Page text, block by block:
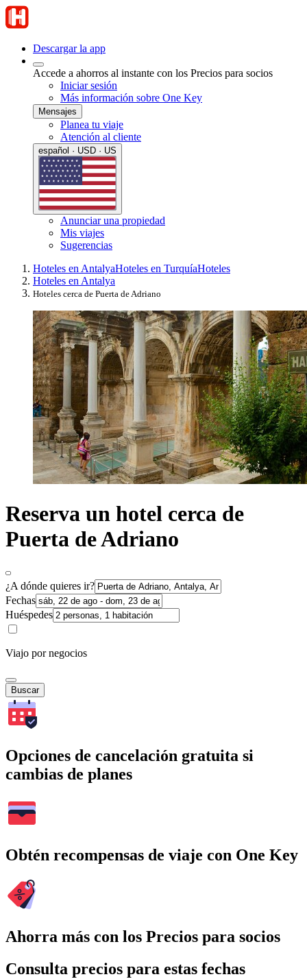
Descargar la app
Accede a ahorros al instante con los Precios para socios
Iniciar sesión
Más información sobre One Key
Mensajes
Planea tu viaje
Atención al cliente
español · USD · US
Anunciar una propiedad
Mis viajes
Sugerencias
Hoteles en AntalyaHoteles en TurquíaHoteles
Hoteles en Antalya
Hoteles cerca de Puerta de Adriano
Reserva un hotel cerca de
Puerta de Adriano
¿A dónde quieres ir?
Fechas
Huéspedes
Viajo por negocios
Buscar
Opciones de cancelación gratuita si
cambias de planes
Obtén recompensas de viaje con One Key
Ahorra más con los Precios para socios
Consulta precios para estas fechas